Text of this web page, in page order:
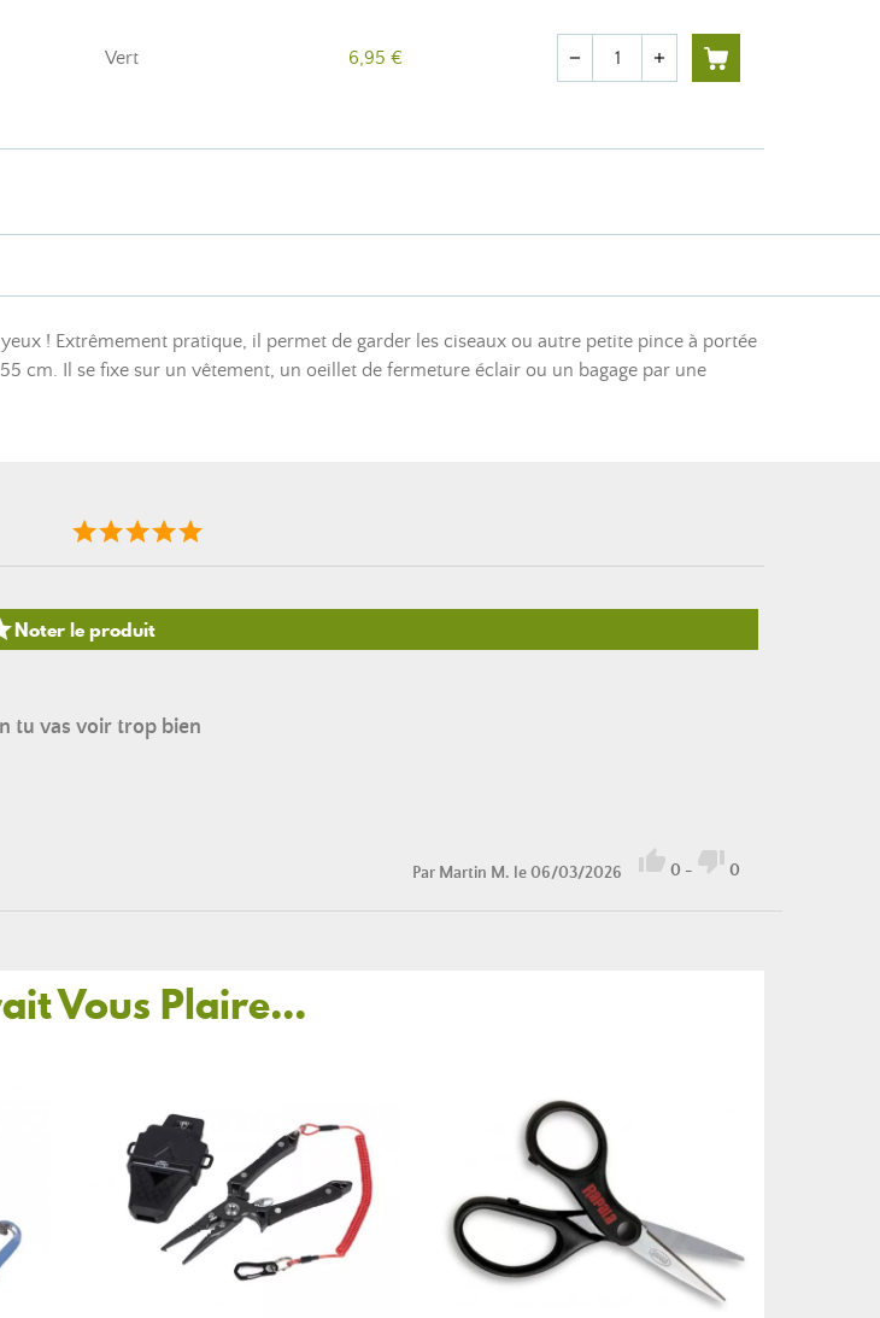
Vert 6,95 € Quantité
remove add
! Extrêmement pratique, il permet de garder les ciseaux ou autre petite pince à portée
cm. Il se fixe sur un vêtement, un oeillet de fermeture éclair ou un bagage par une
Noter le produit
tu vas voir trop bien
Par Martin M. le 06/03/2026  0 -  0
Vous Plaire...